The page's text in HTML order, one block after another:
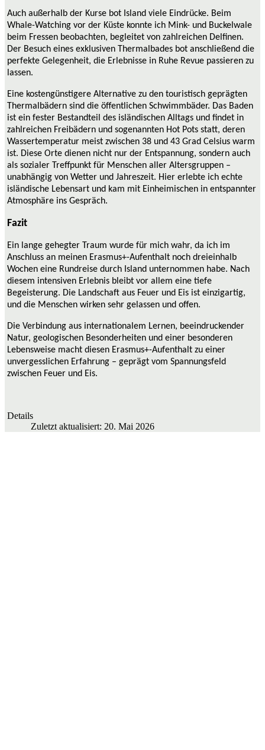
Auch außerhalb der Kurse bot Island viele Eindrücke. Beim
Whale-Watching vor der Küste konnte ich Mink- und Buckelwale
beim Fressen beobachten, begleitet von zahlreichen Delfinen.
Der Besuch eines exklusiven Thermalbades bot anschließend die
perfekte Gelegenheit, die Erlebnisse in Ruhe Revue passieren zu
lassen.
Eine kostengünstigere Alternative zu den touristisch geprägten
Thermalbädern sind die öffentlichen Schwimmbäder. Das Baden
ist ein fester Bestandteil des isländischen Alltags und findet in
zahlreichen Freibädern und sogenannten Hot Pots statt, deren
Wassertemperatur meist zwischen 38 und 43 Grad Celsius warm
ist. Diese Orte dienen nicht nur der Entspannung, sondern auch
als sozialer Treffpunkt für Menschen aller Altersgruppen –
unabhängig von Wetter und Jahreszeit. Hier erlebte ich echte
isländische Lebensart und kam mit Einheimischen in entspannter
Atmosphäre ins Gespräch.
Fazit
Ein lange gehegter Traum wurde für mich wahr, da ich im
Anschluss an meinen Erasmus+-Aufenthalt noch dreieinhalb
Wochen eine Rundreise durch Island unternommen habe. Nach
diesem intensiven Erlebnis bleibt vor allem eine tiefe
Begeisterung. Die Landschaft aus Feuer und Eis ist einzigartig,
und die Menschen wirken sehr gelassen und offen.
Die Verbindung aus internationalem Lernen, beeindruckender
Natur, geologischen Besonderheiten und einer besonderen
Lebensweise macht diesen Erasmus+-Aufenthalt zu einer
unvergesslichen Erfahrung – geprägt vom Spannungsfeld
zwischen Feuer und Eis.
Details
Zuletzt aktualisiert: 20. Mai 2026